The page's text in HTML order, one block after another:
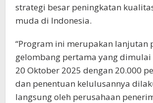
strategi besar peningkatan
muda di Indonesia.
“Program ini merupakan lanjutan
gelombang pertama yang dimulai
20 Oktober 2025 dengan 20.000
dan penentuan kelulusannya
langsung oleh perusahaan